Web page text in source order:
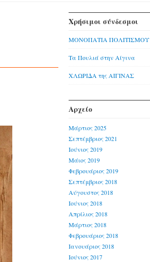
Χρήσιμοι σύνδεσμοι
ΜΟΝΟΠΑΤΙΑ ΠΟΛΙΤΙΣΜΟΥ
Τα Πουλιά στην Αίγινα
ΧΛΩΡΙΔΑ της ΑΙΓΙΝΑΣ
Αρχείο
Μάρτιος 2025
Σεπτέμβριος 2021
Ιούνιος 2019
Μάιος 2019
Φεβρουάριος 2019
Σεπτέμβριος 2018
Αύγουστος 2018
Ιούνιος 2018
Απρίλιος 2018
Μάρτιος 2018
Φεβρουάριος 2018
Ιανουάριος 2018
Ιούνιος 2017